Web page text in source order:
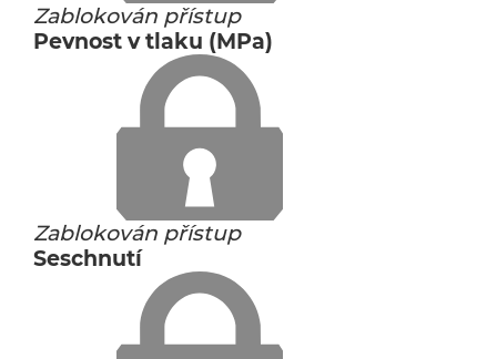
Zablokován přístup
Pevnost v tlaku (MPa)
Zablokován přístup
Seschnutí